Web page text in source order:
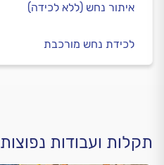
איתור נחש (ללא לכידה)
לכידת נחש מורכבת
תקלות ועבודות נפוצות